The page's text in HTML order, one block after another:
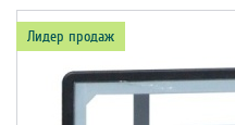
Лидер продаж